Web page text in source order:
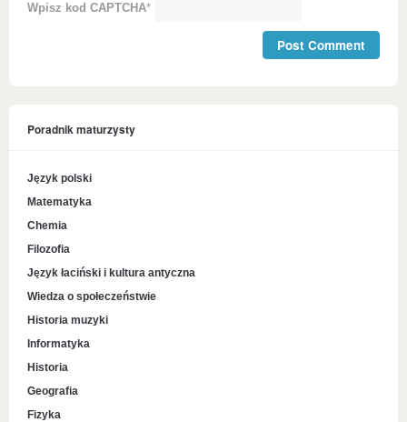
Wpisz kod CAPTCHA*
Poradnik maturzysty
Język polski
Matematyka
Chemia
Filozofia
Język łaciński i kultura antyczna
Wiedza o społeczeństwie
Historia muzyki
Informatyka
Historia
Geografia
Fizyka